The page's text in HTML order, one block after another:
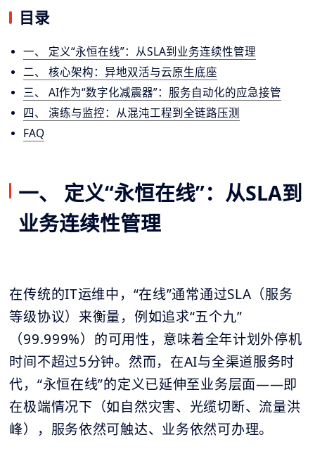
目录
一、 定义“永恒在线”：从SLA到业务连续性管理
二、 核心架构：异地双活与云原生底座
三、 AI作为“数字化减震器”：服务自动化的应急接管
四、 演练与监控：从混沌工程到全链路压测
FAQ
一、 定义“永恒在线”：从SLA到
业务连续性管理
在传统的IT运维中，“在线”通常通过SLA（服务
等级协议）来衡量，例如追求“五个九”
（99.999%）的可用性，意味着全年计划外停机
时间不超过5分钟。然而，在AI与全渠道服务时
代，“永恒在线”的定义已延伸至业务层面——即
在极端情况下（如自然灾害、光缆切断、流量洪
峰），服务依然可触达、业务依然可办理。